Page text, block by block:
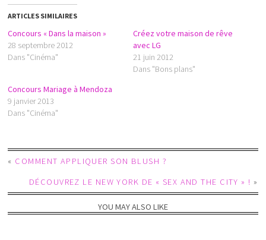
ARTICLES SIMILAIRES
Concours « Dans la maison »
28 septembre 2012
Dans "Cinéma"
Créez votre maison de rêve
avec LG
21 juin 2012
Dans "Bons plans"
Concours Mariage à Mendoza
9 janvier 2013
Dans "Cinéma"
« COMMENT APPLIQUER SON BLUSH ?
DÉCOUVREZ LE NEW YORK DE « SEX AND THE CITY » ! »
YOU MAY ALSO LIKE